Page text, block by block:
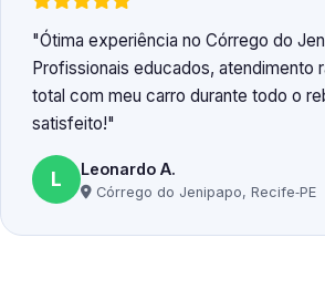
Ótima experiência no Córrego do
Profissionais educados, atendimento
total com meu carro durante todo o
satisfeito!
L Leonardo A.
Córrego do Jenipapo, Recife‑PE